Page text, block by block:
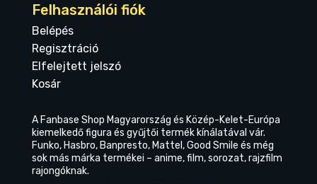
Felhasználói fiók
Belépés
Regisztráció
Elfelejtett jelszó
Kosár
A Fanbase Shop Magyarország és Közép-Kelet-Európa
kiemelkedő figura és gyűjtői termék kínálatával vár.
Funko, Hasbro, Banpresto, Mattel, Good Smile és még
sok más márka termékei – anime, film, sorozat, rajzfilm
rajongóknak.